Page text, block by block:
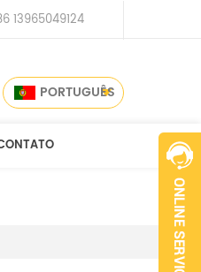
13965049124
PORTUGUÊS